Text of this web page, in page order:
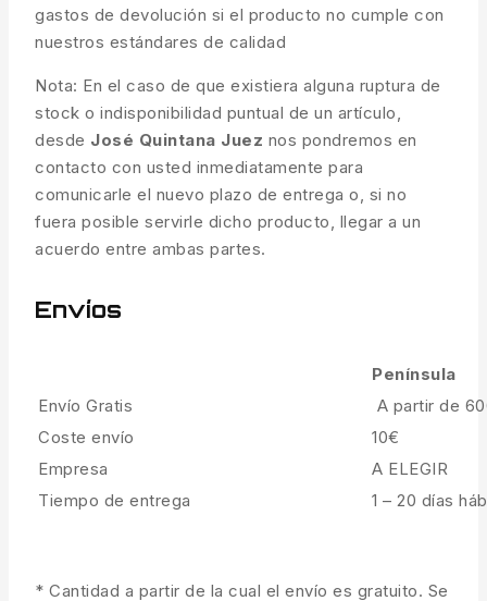
gastos de devolución si el producto no cumple con
nuestros estándares de calidad
Nota: En el caso de que existiera alguna ruptura de
stock o indisponibilidad puntual de un artículo,
desde José Quintana Juez nos pondremos en
contacto con usted inmediatamente para
comunicarle el nuevo plazo de entrega o, si no
fuera posible servirle dicho producto, llegar a un
acuerdo entre ambas partes.
Envíos
Península
Envío Gratis
A partir de
Coste envío
10€
Empresa
A ELEGIR
Tiempo de entrega
1 – 20 días
* Cantidad a partir de la cual el envío es gratuito. Se